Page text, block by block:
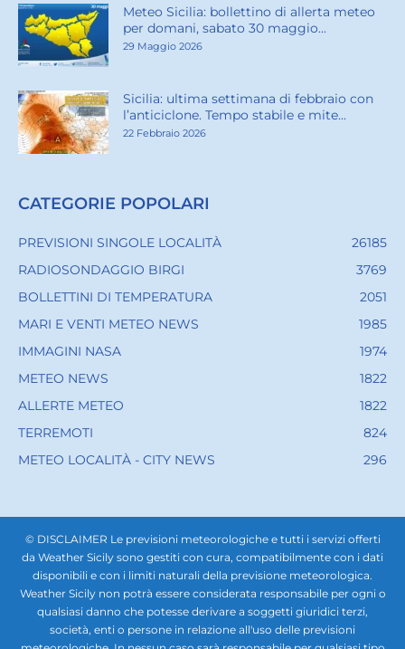
Meteo Sicilia: bollettino di allerta meteo
per domani, sabato 30 maggio...
29 Maggio 2026
Sicilia: ultima settimana di febbraio con
l’anticiclone. Tempo stabile e mite...
22 Febbraio 2026
CATEGORIE POPOLARI
PREVISIONI SINGOLE LOCALITÀ
26185
RADIOSONDAGGIO BIRGI
3769
BOLLETTINI DI TEMPERATURA
2051
MARI E VENTI METEO NEWS
1985
IMMAGINI NASA
1974
METEO NEWS
1822
ALLERTE METEO
1822
TERREMOTI
824
METEO LOCALITÀ - CITY NEWS
296
© DISCLAIMER Le previsioni meteorologiche e tutti i servizi offerti
da Weather Sicily sono gestiti con cura, compatibilmente con i dati
disponibili e con i limiti naturali della previsione meteorologica.
Weather Sicily non potrà essere considerata responsabile per ogni o
qualsiasi danno che potesse derivare a soggetti giuridici terzi,
società, enti o persone in relazione all'uso delle previsioni